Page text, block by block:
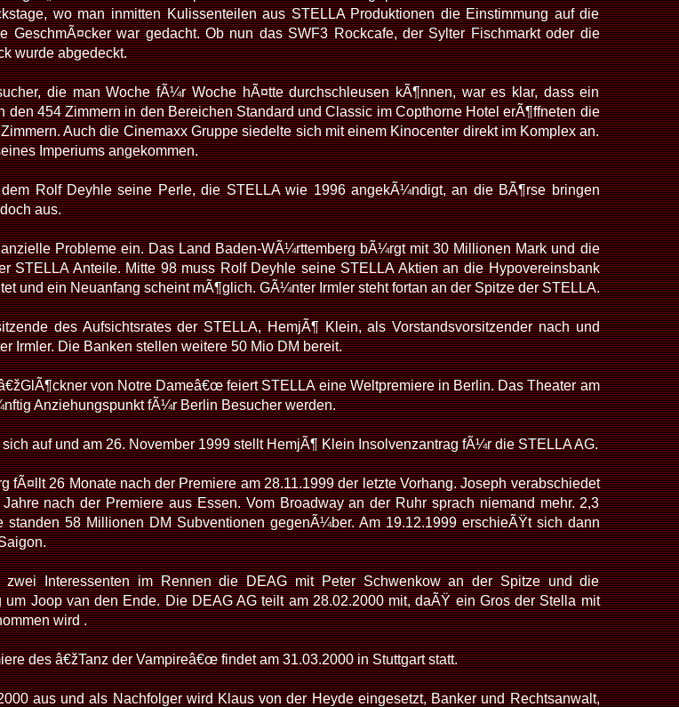
wo man inmitten Kulissenteilen aus STELLA Produktionen die Einstimmung auf die
GeschmÃ¤cker war gedacht. Ob nun das SWF3 Rockcafe, der Sylter Fischmarkt oder die
wurde abgedeckt.
die man Woche fÃ¼r Woche hÃ¤tte durchschleusen kÃ¶nnen, war es klar, dass ein
den 454 Zimmern in den Bereichen Standard und Classic im Copthorne Hotel erÃ¶ffneten die
Auch die Cinemaxx Gruppe siedelte sich mit einem Kinocenter direkt im Komplex an.
Imperiums angekommen.
Rolf Deyhle seine Perle, die STELLA wie 1996 angekÃ¼ndigt, an die BÃ¶rse bringen
aus.
Probleme ein. Das Land Baden-WÃ¼rttemberg bÃ¼rgt mit 30 Millionen Mark und die
STELLA Anteile. Mitte 98 muss Rolf Deyhle seine STELLA Aktien an die Hypovereinsbank
und ein Neuanfang scheint mÃ¶glich. GÃ¼nter Irmler steht fortan an der Spitze der STELLA.
des Aufsichtsrates der STELLA, HemjÃ¶ Klein, als Vorstandsvorsitzender nach und
Irmler. Die Banken stellen weitere 50 Mio DM bereit.
von Notre Dameâ€œ feiert STELLA eine Weltpremiere in Berlin. Das Theater am
Anziehungspunkt fÃ¼r Berlin Besucher werden.
auf und am 26. November 1999 stellt HemjÃ¶ Klein Insolvenzantrag fÃ¼r die STELLA AG.
fÃ¤llt 26 Monate nach der Premiere am 28.11.1999 der letzte Vorhang. Joseph verabschiedet
nach der Premiere aus Essen. Vom Broadway an der Ruhr sprach niemand mehr. 2,3
58 Millionen DM Subventionen gegenÃ¼ber. Am 19.12.1999 erschieÃŸt sich dann
Interessenten im Rennen die DEAG mit Peter Schwenkow an der Spitze und die
Joop van den Ende. Die DEAG AG teilt am 28.02.2000 mit, daÃŸ ein Gros der Stella mit
wird .
des â€žTanz der Vampireâ€œ findet am 31.03.2000 in Stuttgart statt.
aus und als Nachfolger wird Klaus von der Heyde eingesetzt, Banker und Rechtsanwalt,